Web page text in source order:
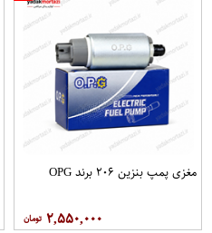
مغزی پمپ بنزین ۲۰۶ برند OPG
۲,۵۵۰,۰۰۰